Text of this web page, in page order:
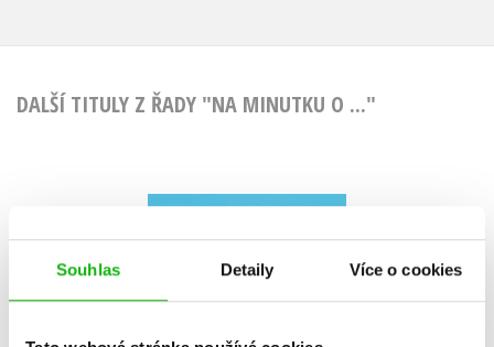
Souhlas Detaily Více o cookies
DALŠÍ TITULY Z ŘADY "NA MINUTKU O ..."
Veronika Zajícová